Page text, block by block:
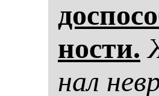
нос­ти.
нал